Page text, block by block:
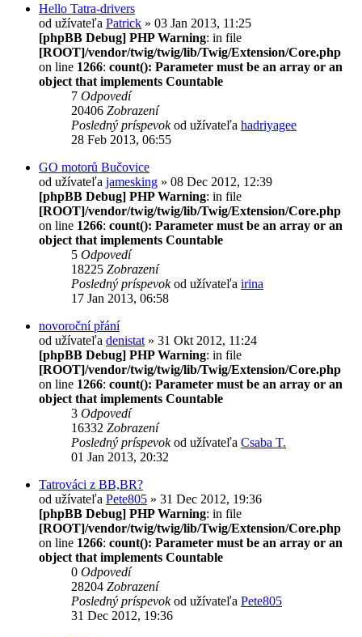
Hello Tatra-drivers
od užívateľa Patrick » 03 Jan 2013, 11:25
[phpBB Debug] PHP Warning: in file
[ROOT]/vendor/twig/twig/lib/Twig/Extension/Core.php
on line 1266: count(): Parameter must be an array or an
object that implements Countable
7 Odpovedí
20406 Zobrazení
Posledný príspevokod užívateľa hadriyagee
28 Feb 2013, 06:55
GO motorů Bučovice
od užívateľa jamesking » 08 Dec 2012, 12:39
[phpBB Debug] PHP Warning: in file
[ROOT]/vendor/twig/twig/lib/Twig/Extension/Core.php
on line 1266: count(): Parameter must be an array or an
object that implements Countable
5 Odpovedí
18225 Zobrazení
Posledný príspevokod užívateľa irina
17 Jan 2013, 06:58
novoroční přání
od užívateľa denistat » 31 Okt 2012, 11:24
[phpBB Debug] PHP Warning: in file
[ROOT]/vendor/twig/twig/lib/Twig/Extension/Core.php
on line 1266: count(): Parameter must be an array or an
object that implements Countable
3 Odpovedí
16332 Zobrazení
Posledný príspevokod užívateľa Csaba T.
01 Jan 2013, 20:32
Tatrováci z BB,BR?
od užívateľa Pete805 » 31 Dec 2012, 19:36
[phpBB Debug] PHP Warning: in file
[ROOT]/vendor/twig/twig/lib/Twig/Extension/Core.php
on line 1266: count(): Parameter must be an array or an
object that implements Countable
0 Odpovedí
28204 Zobrazení
Posledný príspevokod užívateľa Pete805
31 Dec 2012, 19:36